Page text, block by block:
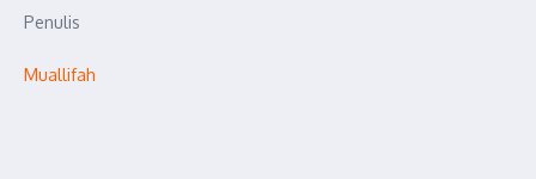
Penulis
Muallifah